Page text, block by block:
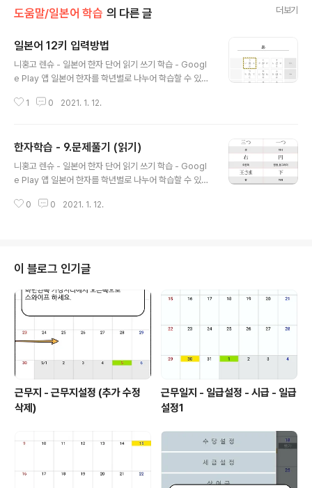
도움말/일본어 학습 의 다른 글 더보기
일본어 12키 입력방법
니홍고 렌슈 - 일본어 한자 단어 읽기 쓰기 학습 - Googl
e Play 앱 일본어 한자를 학년별로 나누어 학습할 수 있습
습니다. 필기 또는 일본어 키보드 입력하여 한자 또는 단어
씩 오래누르면 전체글자가 삭제됩니다. 다음 글자를 입력
하기 위해 커서를 오른쪽으로 이동하는 버튼입니다.
1 0 2021. 1. 12.
한자학습 - 9.문제풀기 (읽기)
니홍고 렌슈 - 일본어 한자 단어 읽기 쓰기 학습 - Googl
e Play 앱 일본어 한자를 학년별로 나누어 학습할 수 있습
습니다. 필기 또는 일본어 키보드 입력하여 한자 또는 단어
0 0 2021. 1. 12.
이 블로그 인기글
근무지 - 근무지설정 (추가 수정
삭제)
근무일지 - 일급설정 - 시급 - 일급
설정1